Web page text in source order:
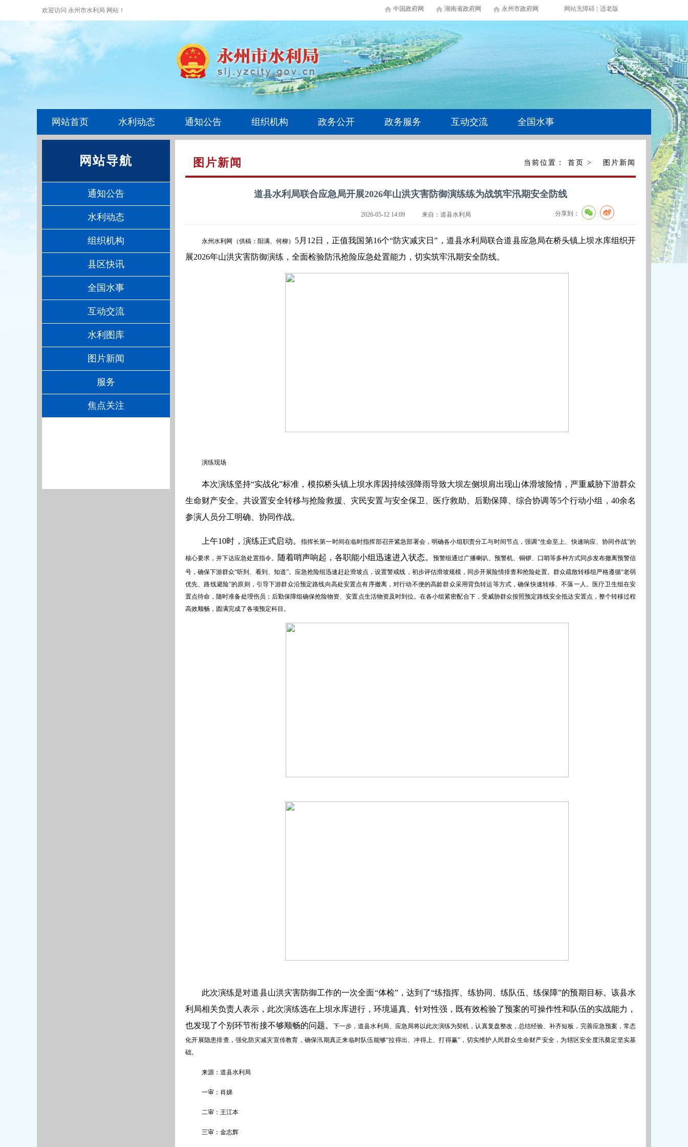
网站无障碍 适老版
中国政府网 湖南省政府网 永州市政府网
欢迎访问 永州市水利局 网站！
网站首页 水利动态 通知公告 组织机构 政务公开 政务服务 互动交流 全国水事
当前位置： 首页 > 图片新闻
图片新闻
道县水利局联合应急局开展2026年山洪灾害防御演练练为战筑牢汛期安全防线
分享到：
2026-05-12 14:09 来自：道县水利局
永州水利网（供稿：阳满、何柳）
5月12日，正值我国第16个“防灾减灾日”，道县水利局联合道县应急局在桥头镇上坝水库组织开
展2026年山洪灾害防御演练，全面检验防汛抢险应急处置能力，切实筑牢汛期安全防线。
演练现场
本次演练坚持“实战化”标准，模拟桥头镇上坝水库因持续强降雨导致大坝左侧坝肩出现山体滑坡险情，严重威胁下游群众
生命财产安全。共设置安全转移与抢险救援、灾民安置与安全保卫、医疗救助、后勤保障、综合协调等5个行动小组，40余名
参演人员分工明确、协同作战。
上午10时，演练正式启动。 指挥长第一时间在临时指挥部召开紧急部署会，明确各小组职责分工与时间节点，强调 “生命至上、快速响应、协同作战”的
核心要求，并下达应急处置指令。 随着哨声响起，各职能小组迅速进入状态。
预警组通过广播喇叭、预警机、铜锣、口哨等多种方式同步发布撤离预警信
号，确保下游群众“听到、看到、知道”。应急抢险组迅速赶赴滑坡点，设置警戒线，初步评估滑坡规模，同步开展险情排查和抢险处置。群众疏散转移组严格遵循“老弱
优先、路线避险”的原则，引导下游群众沿预定路线向高处安置点有序撤离，对行动不便的高龄群众采用背负转运等方式，确保快速转移、不落一人。医疗卫生组在安
置点待命，随时准备处理伤员；后勤保障组确保抢险物资、安置点生活物资及时到位。在各小组紧密配合下，受威胁群众按照预定路线安全抵达安置点，整个转移过程
高效顺畅，圆满完成了各项预定科目。
此次演练是对道县山洪灾害防御工作的一次全面“体检”，达到了“练指挥、练协同、练队伍、练保障”的预期目标。该县水
利局相关负责人表示，此次演练选在上坝水库进行，环境逼真、针对性强，既有效检验了预案的可操作性和队伍的实战能力，
也发现了个别环节衔接不够顺畅的问题。下一步，道县水利局、应急局将以此次演练为契机，认真复盘整改，总结经验、补齐短板，完善应急预案，常态
化开展隐患排查，强化防灾减灾宣传教育，确保汛期真正来临时队伍能够“拉得出、冲得上、打得赢”，切实维护人民群众生命财产安全，为辖区安全度汛奠定坚实基
础。
来源：道县水利局
一审：肖娣
二审：王江本
三审：金志辉
网站导航
通知公告
水利动态
组织机构
县区快讯
全国水事
互动交流
水利图库
图片新闻
服务
焦点关注